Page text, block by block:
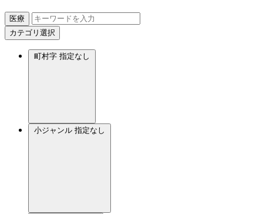
医療
カテゴリ選択
町村字 指定なし
小ジャンル 指定なし